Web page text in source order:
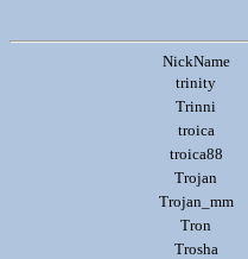
NickName
trinity
Trinni
troica
troica88
Trojan
Trojan_mm
Tron
Trosha